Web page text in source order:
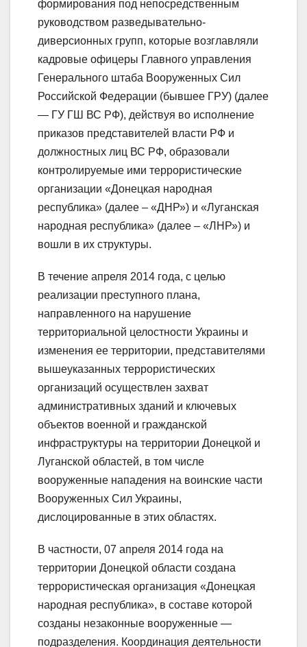
формирования под непосредственным
руководством разведывательно-
диверсионных групп, которые возглавляли
кадровые офицеры Главного управления
Генерального штаба Вооруженных Сил
Российской Федерации (бывшее ГРУ) (далее
— ГУ ГШ ВС РФ), действуя во исполнение
приказов представителей власти РФ и
должностных лиц ВС РФ, образовали
контролируемые ими террористические
организации «Донецкая народная
республика» (далее – «ДНР») и «Луганская
народная республика» (далее – «ЛНР») и
вошли в их структуры.
В течение апреля 2014 года, с целью
реализации преступного плана,
направленного на нарушение
территориальной целостности Украины и
изменения ее территории, представителями
вышеуказанных террористических
организаций осуществлен захват
административных зданий и ключевых
объектов военной и гражданской
инфраструктуры на территории Донецкой и
Луганской областей, в том числе
вооруженные нападения на воинские части
Вооруженных Сил Украины,
дислоцированные в этих областях.
В частности, 07 апреля 2014 года на
территории Донецкой области создана
террористическая организация «Донецкая
народная республика», в составе которой
созданы незаконные вооруженные —
подразделения. Координация деятельности